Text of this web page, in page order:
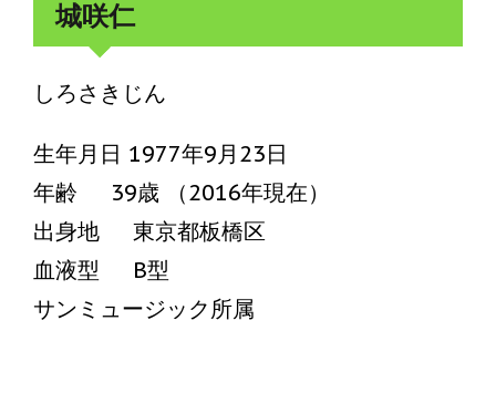
城咲仁
しろさきじん
生年月日 1977年9月23日
年齢 39歳 （2016年現在）
出身地 東京都板橋区
血液型 B型
サンミュージック所属